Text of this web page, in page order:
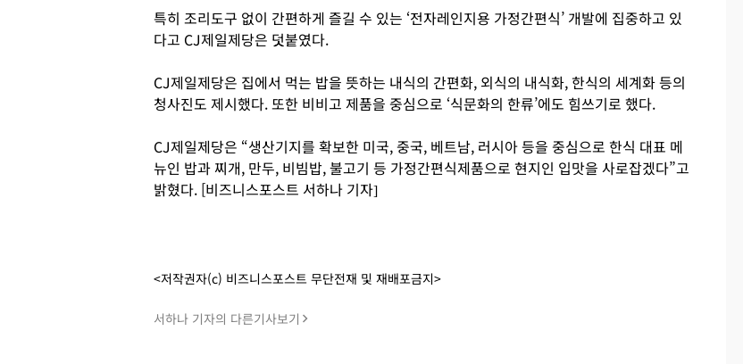
특히 조리도구 없이 간편하게 즐길 수 있는 ‘전자레인지용 가정간편식’ 개발에 집중하고 있
다고 CJ제일제당은 덧붙였다.
CJ제일제당은 집에서 먹는 밥을 뜻하는 내식의 간편화, 외식의 내식화, 한식의 세계화 등의
청사진도 제시했다. 또한 비비고 제품을 중심으로 ‘식문화의 한류’에도 힘쓰기로 했다.
CJ제일제당은 “생산기지를 확보한 미국, 중국, 베트남, 러시아 등을 중심으로 한식 대표 메
뉴인 밥과 찌개, 만두, 비빔밥, 불고기 등 가정간편식제품으로 현지인 입맛을 사로잡겠다”고
밝혔다. [비즈니스포스트 서하나 기자]
<저작권자(c) 비즈니스포스트 무단전재 및 재배포금지>
서하나 기자의 다른기사보기